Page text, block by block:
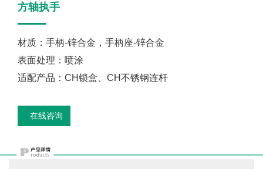
方轴执手
材质：手柄-锌合金，手柄座-锌合金
表面处理：喷涂
适配产品：CH锁盒、CH不锈钢连杆
在线咨询